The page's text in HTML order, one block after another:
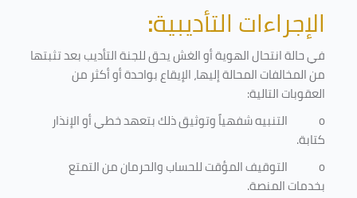
الإجراءات التأديبية:
في حالة انتحال الهوية أو الغش يحق للجنة التأديب بعد تثبتها
من المخالفات المحالة إليها، الإيقاع بواحدة أو أكثر من
العقوبات التالية:
o
التنبيه شفهياً وتوثيق ذلك بتعهد خطي أو الإنذار
كتابة.
o
التوقيف المؤقت للحساب والحرمان من التمتع
بخدمات المنصة.